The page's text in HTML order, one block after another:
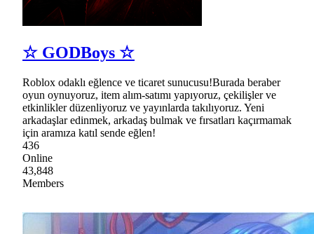
☆ GODBoys ☆
Roblox odaklı eğlence ve ticaret sunucusu!Burada beraber
oyun oynuyoruz, item alım-satımı yapıyoruz, çekilişler ve
etkinlikler düzenliyoruz ve yayınlarda takılıyoruz. Yeni
arkadaşlar edinmek, arkadaş bulmak ve fırsatları kaçırmamak
için aramıza katıl sende eğlen!
436
Online
43,848
Members